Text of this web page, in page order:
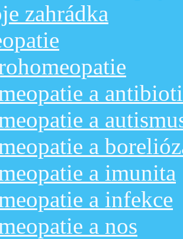
zahrádka
a
a
a
a imunita
a infekce
a nos